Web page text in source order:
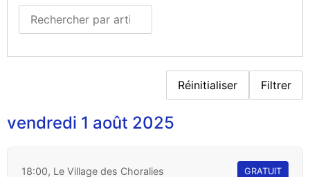
Réinitialiser Filtrer
vendredi 1 août 2025
18:00, Le Village des Choralies GRATUIT